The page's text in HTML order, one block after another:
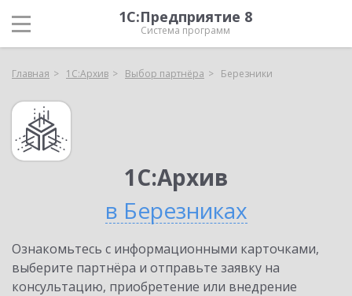
1С:Предприятие 8
Система программ
Главная 1С:Архив Выбор партнёра Березники
1С:Архив
в Березниках
Ознакомьтесь с информационными карточками,
выберите партнёра и отправьте заявку на
консультацию, приобретение или внедрение